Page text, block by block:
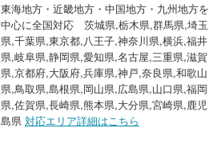
東海地方・近畿地方・中国地方・九州地方を
中心に全国対応 茨城県,栃木県,群馬県,埼玉
県,千葉県,東京都,八王子,神奈川県,横浜,福井
県,岐阜県,静岡県,愛知県,名古屋,三重県,滋賀
県,京都府,大阪府,兵庫県,神戸,奈良県,和歌山
県,鳥取県,島根県,岡山県,広島県,山口県,福岡
県,佐賀県,長崎県,熊本県,大分県,宮崎県,鹿児
島県 対応エリア詳細はこちら